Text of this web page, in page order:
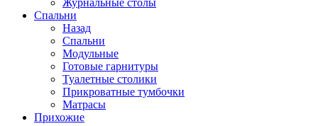
Журнальные столы
Спальни
Назад
Спальни
Модульные
Готовые гарнитуры
Туалетные столики
Прикроватные тумбочки
Матрасы
Прихожие